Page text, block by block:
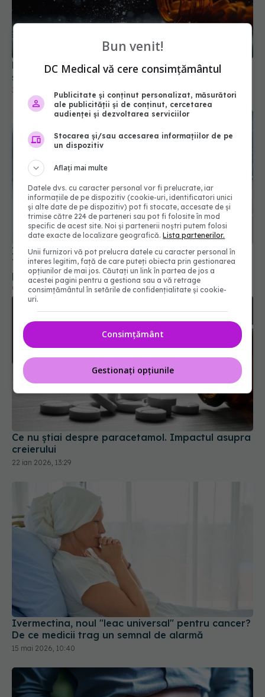
Medicamentul ieftin care crește riscul de infarct
și AVC. Ce trebuie să știi despre ibuprofen
31 mai 2026, 11:10
Injecțiile cu insulină ar putea deveni istorie.
Tratamentul care învață corpul să-și apere
pancreasul
08 iul 2026, 15:44
Ce nu știai despre paracetamol. Impactul asupra
creierului
22 ian 2026, 13:29
Ivermectina, noul "leac universal" pentru cancer?
De ce medicii trag un semnal de alarmă
15 mai 2026, 10:40
Bun venit!
DC Medical vă cere consimțământul
Publicitate și conținut personalizat, măsurători
ale publicității și de conținut, cercetarea
audienței și dezvoltarea serviciilor
Stocarea și/sau accesarea informațiilor de pe
un dispozitiv
Aflați mai multe
Datele dvs. cu caracter personal vor fi prelucrate, iar
informațiile de pe dispozitiv (cookie-uri, identificatori unici
și alte date de pe dispozitiv) pot fi stocate, accesate de și
trimise către 224 de parteneri sau pot fi folosite în mod
specific de acest site. Noi și partenerii noștri putem folosi
date exacte de localizare geografică.Lista partenerilor.
Unii furnizori vă pot prelucra datele cu caracter personal în
interes legitim, față de care puteți obiecta prin gestionarea
opțiunilor de mai jos. Căutați un link în partea de jos a
acestei pagini pentru a gestiona sau a vă retrage
consimțământul în setările de confidențialitate și cookie-
uri.
Consimțământ
Gestionați opțiunile